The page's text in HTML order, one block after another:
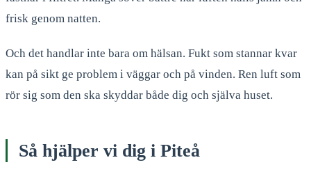
frisk genom natten.
Och det handlar inte bara om hälsan. Fukt som stannar kvar
kan på sikt ge problem i väggar och på vinden. Ren luft som
rör sig som den ska skyddar både dig och själva huset.
Så hjälper vi dig i Piteå